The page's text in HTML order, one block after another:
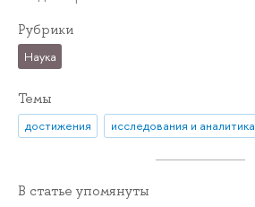
Рубрики
Наука
Темы
достижения исследования и аналитика
В статье упомянуты